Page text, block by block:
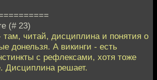
(# 23)
читай, дисциплина и понятия о
донельзя. А викинги - есть
с рефлексами, хотя тоже
Дисциплина решает.